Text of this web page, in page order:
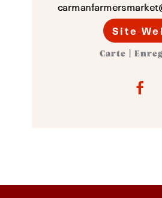
Site
Carte